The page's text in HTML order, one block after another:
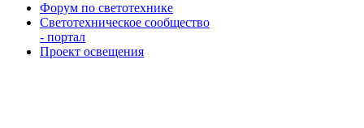
Форум по светотехнике
Светотехническое сообщество
- портал
Проект освещения